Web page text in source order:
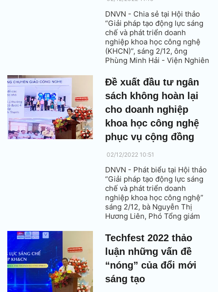
DNVN - Chia sẻ tại Hội thảo
“Giải pháp tạo động lực sáng
chế và phát triển doanh
nghiệp khoa học công nghệ
(KHCN)”, sáng 2/12, ông
Phùng Minh Hải - Viện Nghiên
công nghệ cho rằng, hiện
không có nhiều lựa chọn khi
doanh nghiệp muốn nhận
chuyển giao sáng chế để trở
thành doanh nghiệp KHCN.
Đề xuất đầu tư ngân
sách không hoàn lại
cho doanh nghiệp
khoa học công nghệ
phục vụ cộng đồng
02/12/2022 10:51
DNVN - Phát biểu tại Hội thảo
“Giải pháp tạo động lực sáng
chế và phát triển doanh
nghiệp khoa học công nghệ”
sáng 2/12, bà Nguyễn Thị
Hương Liên, Phó Tổng giám
Dương đề xuất đầu tư ngân
sách không hoàn lại cho
doanh nghiệp khoa học công
nghệ tạo sản phẩm phục vụ
cộng đồng.
Techfest 2022 thảo
luận những vấn đề
“nóng” của đổi mới
sáng tạo